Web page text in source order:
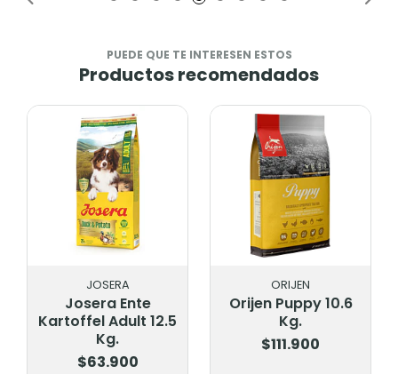
PUEDE QUE TE INTERESEN ESTOS
Productos recomendados
JOSERA
Josera Ente
Kartoffel Adult 12.5
Kg.
$63.900
ORIJEN
Orijen Puppy 10.6
Kg.
$111.900